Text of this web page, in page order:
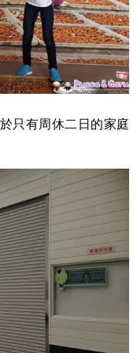
只有周休二日的家庭